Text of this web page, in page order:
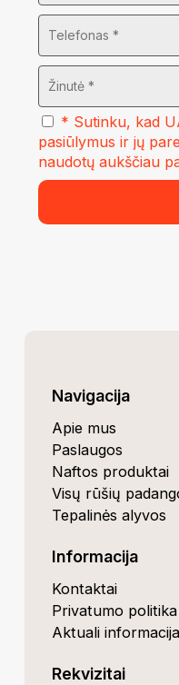
* Sutinku, kad
pasiūlymus ir jų
naudotų aukščiau
Navigacija
Apie mus
Paslaugos
Naftos produktai
Visų rūšių
Tepalinės alyvos
Informacija
Kontaktai
Privatumo politika
Aktuali informacija
Rekvizitai